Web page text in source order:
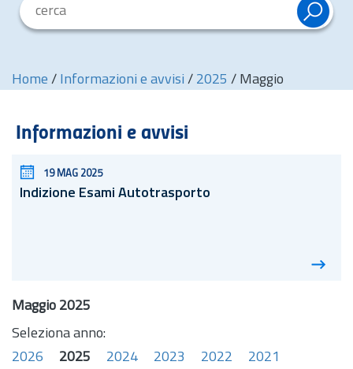
Home / Informazioni e avvisi / 2025 / Maggio
Informazioni e avvisi
19 MAG 2025
Indizione Esami Autotrasporto
Maggio 2025
Seleziona anno:
2026
2025 2024 2023 2022
2021